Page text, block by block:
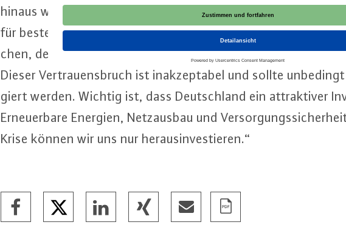
hinaus würde mit der geplanten Strei­chung der
für be­ste­hen­de de­zen­tra­le Strom­er­zeu­gungs­an­la­gen ein
chen, der jedoch bei den In­ves­ti­ti­ons­ent­schei­dun­gen
Dieser Ver­trau­ens­bruch ist in­ak­zep­ta­bel und sollte
giert werden. Wichtig ist, dass Deutsch­land ein at­trak­ti­ver
Er­neu­er­ba­re Energien, Netz­aus­bau und
Krise können wir uns nur her­aus­in­ves­tie­ren.“